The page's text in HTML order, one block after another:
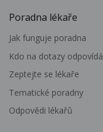
Poradna lékaře
Jak funguje poradna
Kdo na dotazy odpovídá
Zeptejte se lékaře
Tematické poradny
Odpovědi lékařů